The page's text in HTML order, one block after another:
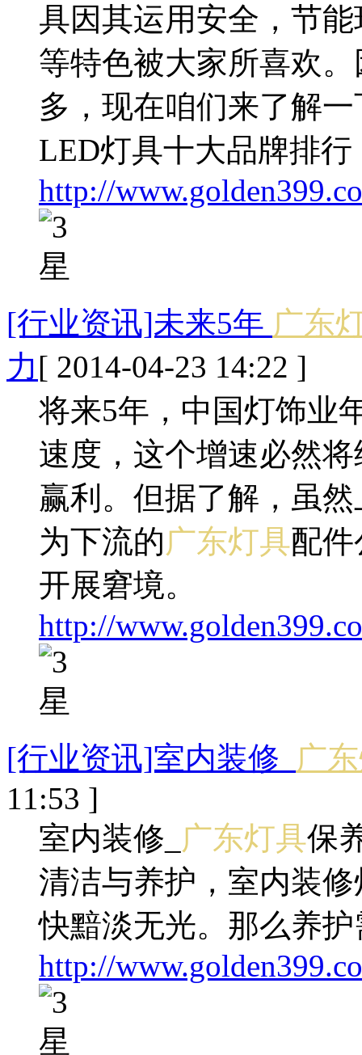
具因其运用安全，节
等特色被大家所喜欢
多，现在咱们来了解
LED灯具十大品牌排行
http://
[行业资讯]未来5年 广东
力[ 2014-04-23 14:22 ]
将来5年，中国灯饰业
速度，这个增速必然将
赢利。但据了解，虽
为下流的广东灯具配
开展窘境。
http://
[行业资讯]室内装修_ 广
11:53 ]
室内装修_ 广东灯具保
清洁与养护，室内装
快黯淡无光。那么养
http://